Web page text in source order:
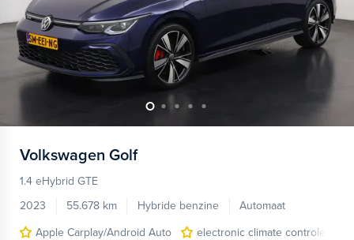
Volkswagen Golf
1.4 eHybrid GTE
2023
55.678 km Hybride benzine
Automaat
Apple Carplay/Android Auto
electronic climate controle